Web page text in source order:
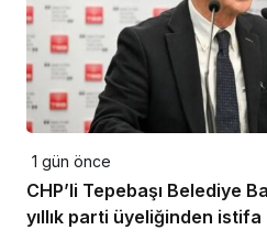
1 gün önce
CHP’li Tepebaşı Belediye
yıllık parti üyeliğinden istifa